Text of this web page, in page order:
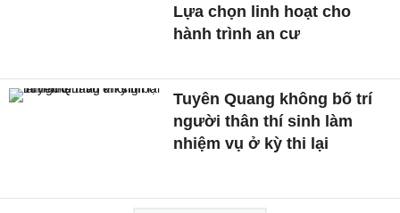
Lựa chọn linh hoạt cho
hành trình an cư
Tuyên Quang không bố trí
người thân thí sinh làm
nhiệm vụ ở kỳ thi lại